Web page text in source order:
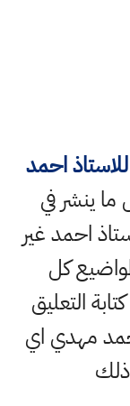
للاستاذ احمد
ينشر في
احمد غير
كل
التعليق
مهدي اي